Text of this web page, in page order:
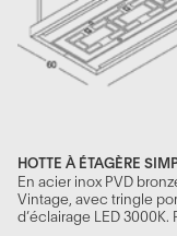
HOTTE À ÉTAGÈRE
En acier inox PVD
Vintage, avec tringle
d’éclairage LED